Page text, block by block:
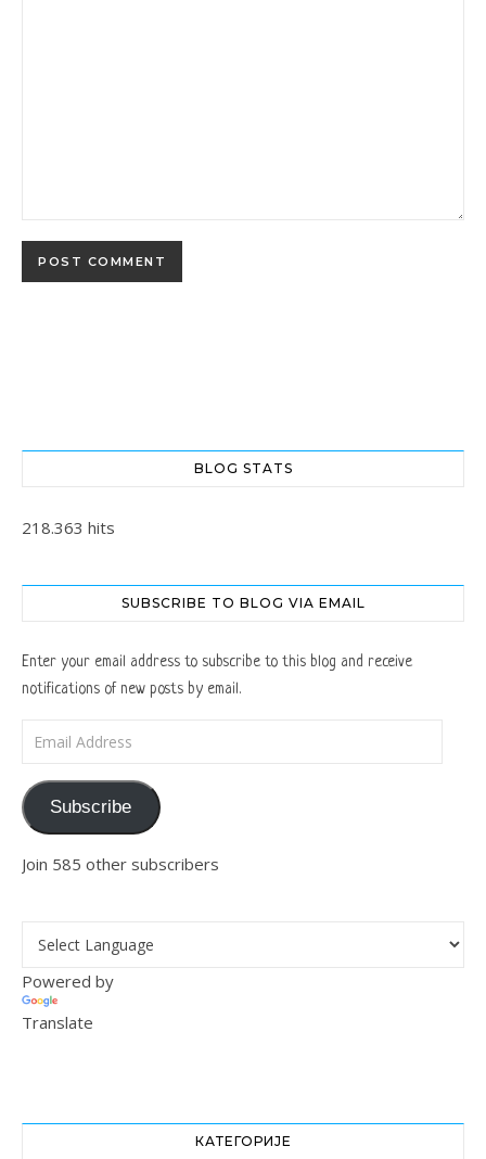
BLOG STATS
218.363 hits
SUBSCRIBE TO BLOG VIA EMAIL
Enter your email address to subscribe to this blog and receive
notifications of new posts by email.
Subscribe
Join 585 other subscribers
Powered by
Translate
КАТЕГОРИЈЕ